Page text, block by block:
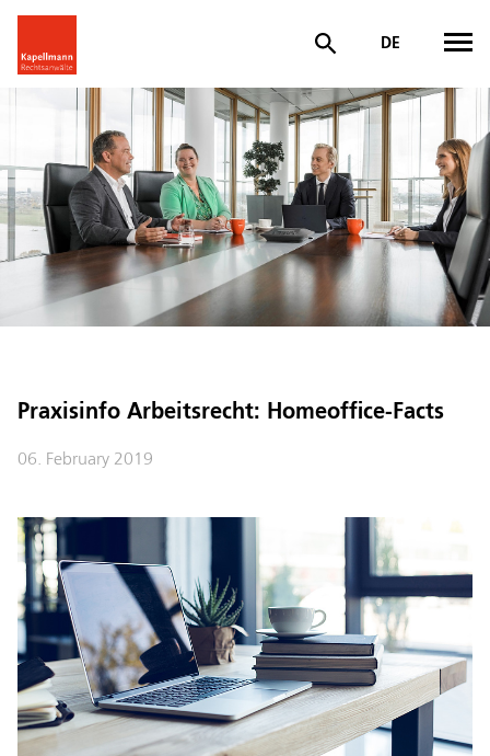
DE
Praxisinfo Arbeitsrecht: Homeoffice-Facts
06. February 2019